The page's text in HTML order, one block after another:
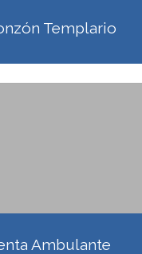
Templario
Ambulante